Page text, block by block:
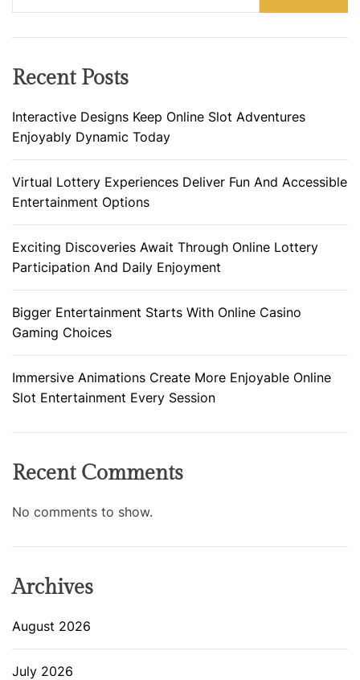
Recent Posts
Interactive Designs Keep Online Slot Adventures
Enjoyably Dynamic Today
Virtual Lottery Experiences Deliver Fun And Accessible
Entertainment Options
Exciting Discoveries Await Through Online Lottery
Participation And Daily Enjoyment
Bigger Entertainment Starts With Online Casino
Gaming Choices
Immersive Animations Create More Enjoyable Online
Slot Entertainment Every Session
Recent Comments
No comments to show.
Archives
August 2026
July 2026